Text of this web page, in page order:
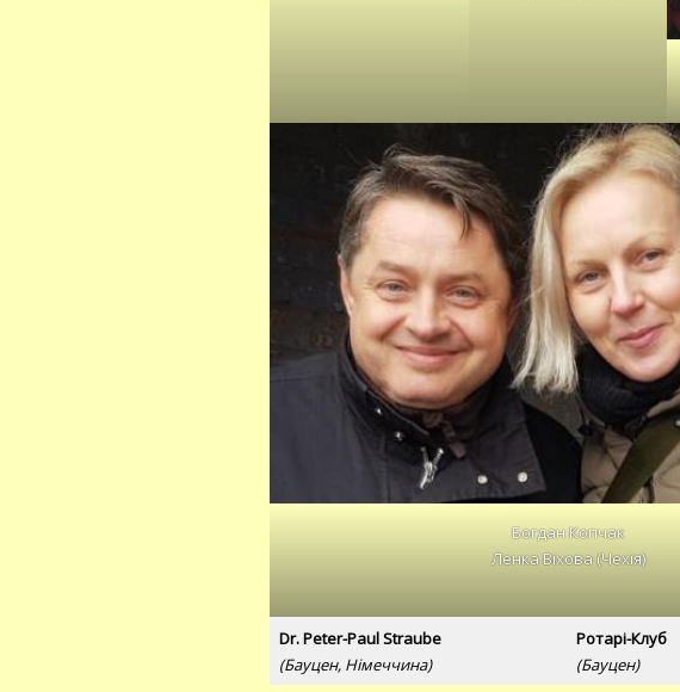
Богдан Копчак
Ленка Віхова (Чехія)
Dr. Peter-Paul Straube
(Бауцен, Німеччина)
Ротарі-Клуб
(Бауцен)